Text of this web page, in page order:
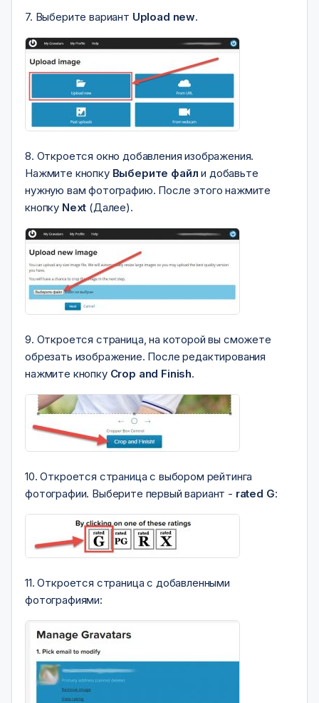
7. Выберите вариант Upload new.
8. Откроется окно добавления изображения.
Нажмите кнопку Выберите файл и добавьте
нужную вам фотографию. После этого нажмите
кнопку Next (Далее).
9. Откроется страница, на которой вы сможете
обрезать изображение. После редактирования
нажмите кнопку Crop and Finish.
10. Откроется страница с выбором рейтинга
фотографии. Выберите первый вариант - rated G:
11. Откроется страница с добавленными
фотографиями: